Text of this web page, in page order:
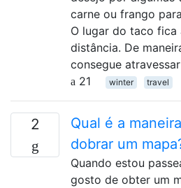
carne ou frango
O lugar do taco fica
distância. De
consegue
21
winter travel
2
Qual é a
dobrar um
Quando estou
gosto de obter um